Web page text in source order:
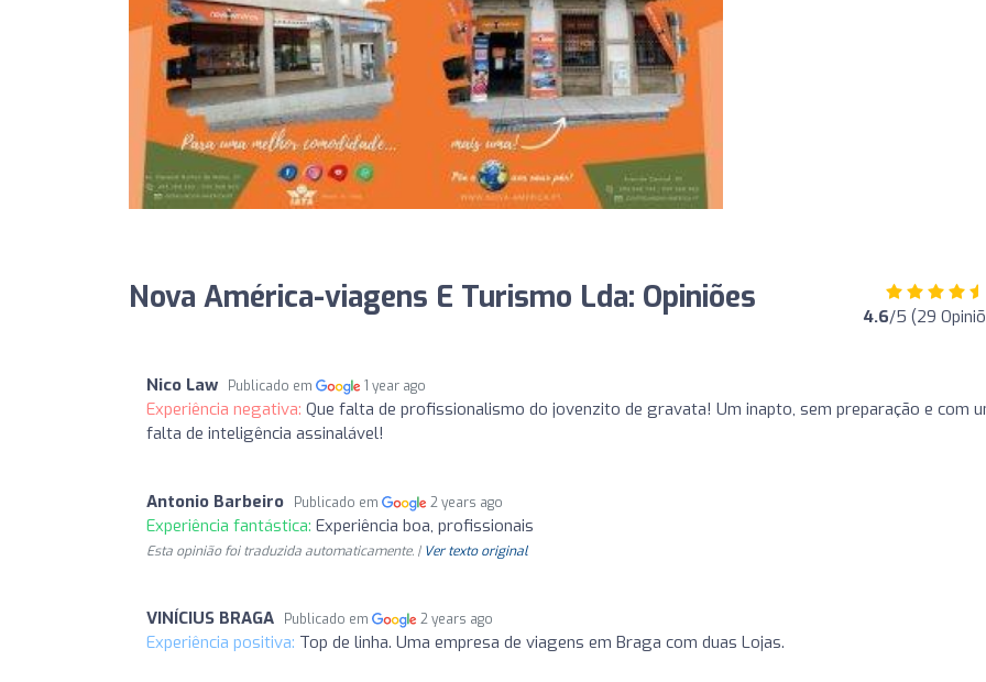
Nova América-viagens E Turismo Lda: Opiniões 4.6/5 (29
Nico Law Publicado em 1 year ago
Experiência negativa: Que falta de profissionalismo do jovenzito de gravata! Um inapto, sem preparação e com
falta de inteligência assinalável!
Antonio Barbeiro Publicado em 2 years ago
Experiência fantástica: Experiência boa, profissionais
Esta opinião foi traduzida automaticamente. | Ver texto original
VINÍCIUS BRAGA Publicado em 2 years ago
Experiência positiva: Top de linha. Uma empresa de viagens em Braga com duas Lojas.